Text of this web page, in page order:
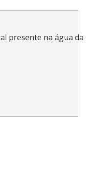
presente na água da